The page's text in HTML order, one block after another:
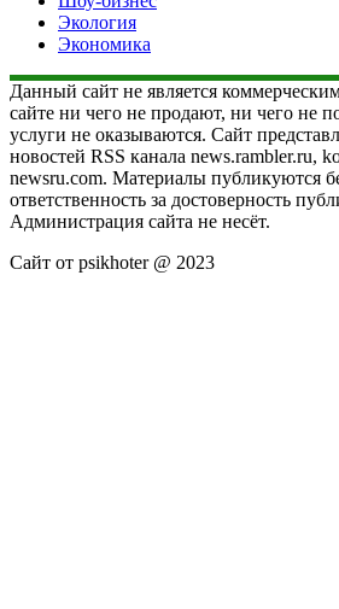
Экология
Экономика
Данный сайт не является
сайте ни чего не продают, ни чего не
услуги не оказываются. Сайт
новостей RSS канала news.rambler.ru,
newsru.com. Материалы публикуются
ответственность за достоверность
Администрация сайта не несёт.
Сайт от psikhoter @ 2023